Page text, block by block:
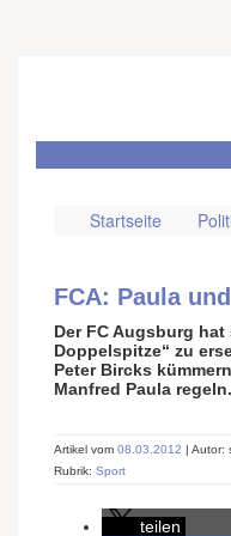
Startseite
FCA: Paula
Der FC Augsburg
Doppelspitze“ zu
Peter Bircks
Manfred Paula regeln.
Artikel vom 08.03.2012 | Autor:
Rubrik: Sport
teilen